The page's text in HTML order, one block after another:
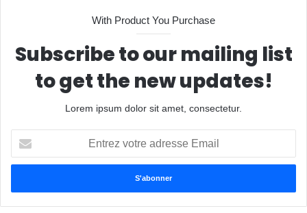
With Product You Purchase
Subscribe to our mailing list
to get the new updates!
Lorem ipsum dolor sit amet, consectetur.
votre
adresse